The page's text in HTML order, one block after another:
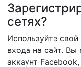
сетях?
Используйте
входа на сайт. Вы
аккаунт